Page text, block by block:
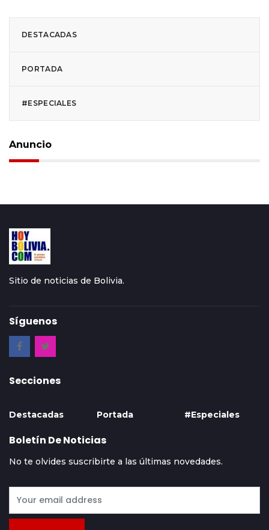
DESTACADAS
PORTADA
#ESPECIALES
Anuncio
Sitio de noticias de Bolivia.
Síguenos
Secciones
Destacadas Portada #Especiales
Boletín De Noticias
No te olvides suscribirte a las últimas novedades.